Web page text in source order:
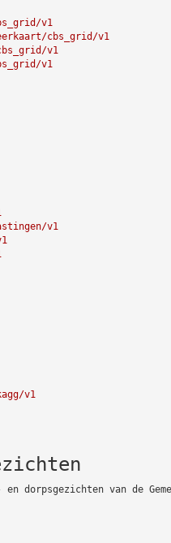
v1
cbs_grid/v1
v1
v1
v1
v1
dorpsgezichten van de